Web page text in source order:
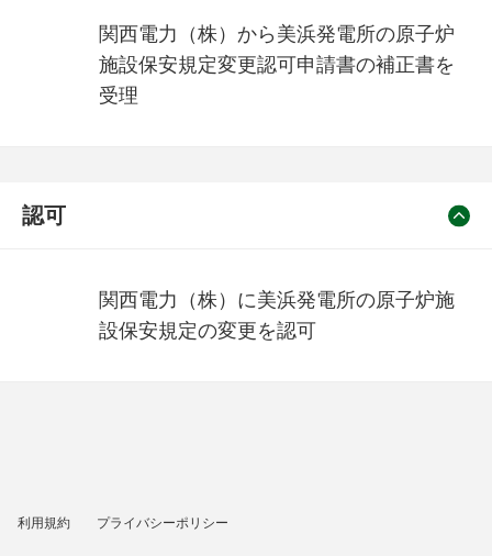
関西電力（株）から美浜発電所の原子炉
施設保安規定変更認可申請書の補正書を
受理
認可
関西電力（株）に美浜発電所の原子炉施
設保安規定の変更を認可
利用規約 プライバシーポリシー